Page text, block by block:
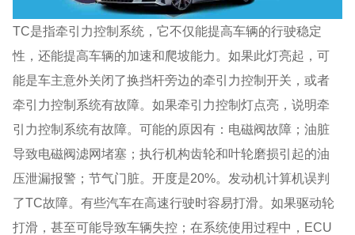
TC是指牵引力控制系统，它不仅能提高车辆的行驶稳定
性，还能提高车辆的加速和爬坡能力。如果此灯亮起，可
能是车主意外关闭了换挡杆旁边的牵引力控制开关，或者
牵引力控制系统有故障。如果牵引力控制灯点亮，说明牵
引力控制系统有故障。可能的原因有：电磁阀故障；油脏
导致电磁阀滤网堵塞；执行机构齿轮和叶轮磨损引起的油
压泄漏报警；节气门脏。开度是20%。发动机计算机误判
了TC故障。有些汽车在高速行驶时容易打滑。如果驱动轮
打滑，甚至可能导致车辆失控；在系统使用过程中，ECU